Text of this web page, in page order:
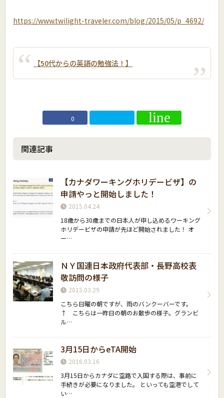
https://www.twilight-traveler.com/blog/2015/05/p_4692/
【50代からの英語の勉強法！】
0
関連記事
【カナダワーキングホリデービザ】の
申請やっと開始しました！
2015.04.24
18歳から30歳までの日本人が申し込めるワーキング
ホリデービザの申請が先ほど開始されました！ オ
ー…
ＮＹ国連日本政府代表部・長野高校表
敬訪問の様子
2015.03.29
こちら日曜の朝ですが、雨のバンクーバーです。
↑ こちらは一昨日の朝のお散歩の様子。グランビ
ル…
3月15日からeTA開始
2016.03.16
3月15日からカナダに空路で入国する際は、事前に
手続きが必要になりました。 といっても空港でして
い…